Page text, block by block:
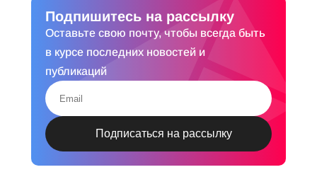
Подпишитесь на рассылку
Оставьте свою почту, чтобы всегда быть
в курсе последних новостей и
публикаций